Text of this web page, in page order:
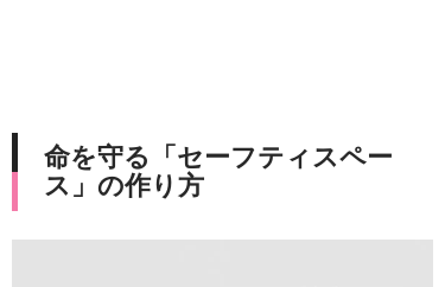
命を守る「セーフティスペー
ス」の作り方